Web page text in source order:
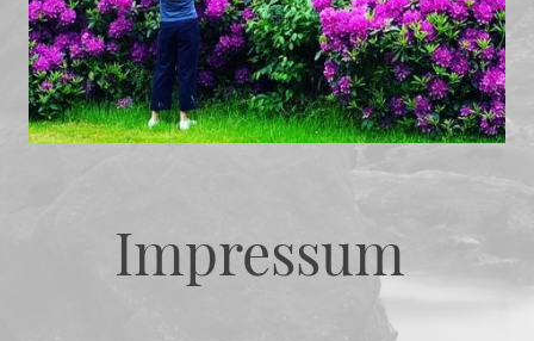
Impressum